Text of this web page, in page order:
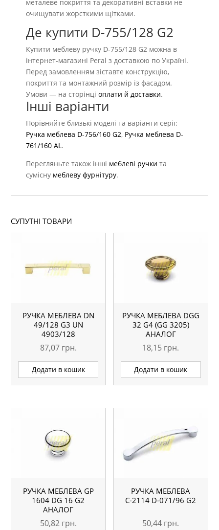
металеве покриття та декоративні вставки не
очищувати жорсткими щітками.
Де купити D-755/128 G2
Купити меблеву ручку D-755/128 G2 можна в
інтернет-магазині Peral з доставкою по Україні.
Перед замовленням зіставте конструкцію,
покриття та монтажний розмір із фасадом.
Умови — на сторінціоплати й доставки.
Інші варіанти
Порівняйте близькі моделі та варіанти серії:
Ручка меблева D-756/160 G2, Ручка меблева D-
761/160 AL .
Перегляньте також інші меблеві ручки та
сумісну меблеву фурнітуру.
СУПУТНІ ТОВАРИ
РУЧКА МЕБЛЕВА DN
49/128 G3 UN
4903/128
87,07 грн.
Додати в кошик
РУЧКА МЕБЛЕВА DGG
32 G4 (GG 3205)
АНАЛОГ
18,15 грн.
Додати в кошик
РУЧКА МЕБЛЕВА GP
1604 DG 16 G2
АНАЛОГ
50,82 грн.
РУЧКА МЕБЛЕВА
С-2114 D-071/96 G2
50,44 грн.